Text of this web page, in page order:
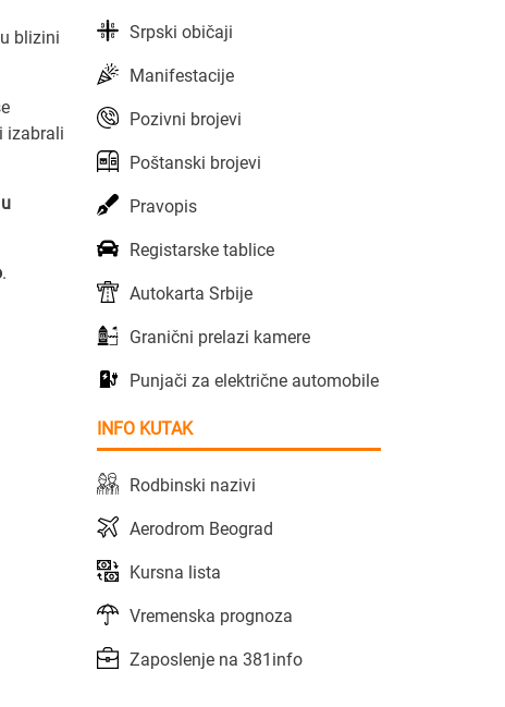
u blizini
izabrali
.
Srpski običaji
Manifestacije
Pozivni brojevi
Poštanski brojevi
Pravopis
Registarske tablice
Autokarta Srbije
Granični prelazi kamere
Punjači za električne automobile
INFO KUTAK
Rodbinski nazivi
Aerodrom Beograd
Kursna lista
Vremenska prognoza
Zaposlenje na 381info